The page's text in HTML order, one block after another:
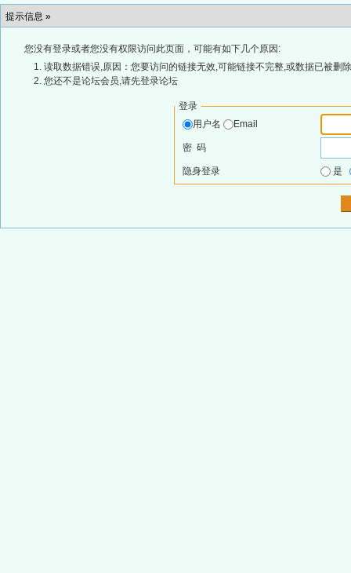
提示信息 »
您没有登录或者您没有权限访问此页面，可能有如下几个原因:
读取数据错误,原因：您要访问的链接无效,可能链接不完整,或数据已被删
您还不是论坛会员,请先登录论坛
登录
用户名
Email
密 码
隐身登录 是